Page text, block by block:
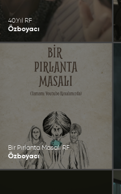
40.Yıl RF
Özboyacı
Bir Pırlanta Masalı RF
Özboyacı